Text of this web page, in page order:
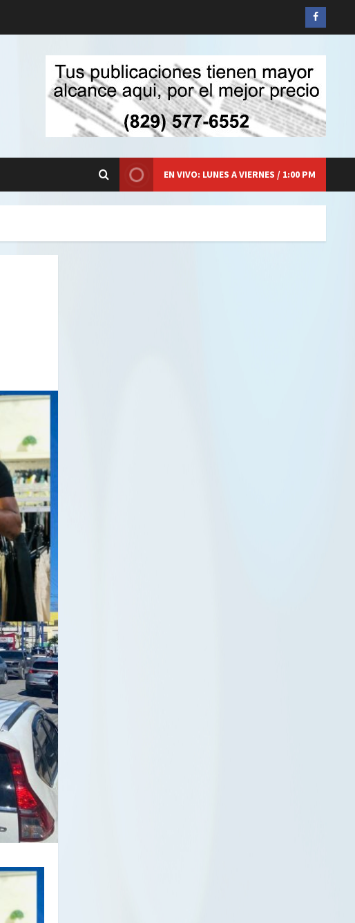
Siganos
en
EN VIVO: LUNES A VIERNES / 1:00 PM